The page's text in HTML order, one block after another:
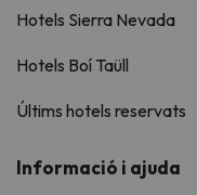
Hotels Sierra Nevada
Hotels Boí Taüll
Últims hotels reservats
Informació i ajuda